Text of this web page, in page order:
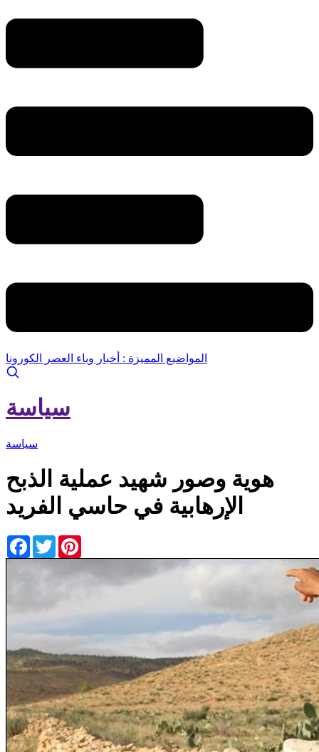
المواضيع المميزة : أخبار وباء العصر الكورونا
سياسة
سياسة
هوية وصور شهيد عملية الذبح
الإرهابية في حاسي الفريد
Facebook
Twitter